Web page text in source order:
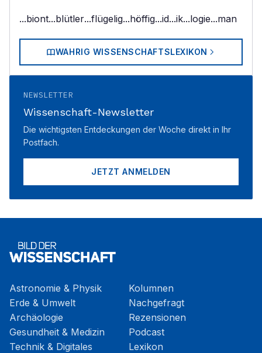
...biont...blütler...flügelig...höffig...id...ik...logie...man
WAHRIG WISSENSCHAFTSLEXIKON
NEWSLETTER
Wissenschaft-Newsletter
Die wichtigsten Entdeckungen der Woche direkt in Ihr
Postfach.
JETZT ANMELDEN
Astronomie & Physik
Erde & Umwelt
Archäologie
Gesundheit & Medizin
Technik & Digitales
Kolumnen
Nachgefragt
Rezensionen
Podcast
Lexikon